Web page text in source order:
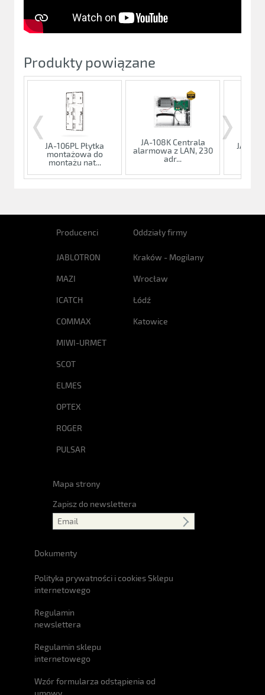
Produkty powiązane
JA-106PL Płytka
montażowa do
montażu nat...
JA-108K Centrala
alarmowa z LAN, 230
adr...
JA-
Producenci
JABLOTRON
MAZI
ICATCH
COMMAX
MIWI-URMET
SCOT
ELMES
OPTEX
ROGER
PULSAR
Oddziały firmy
Kraków - Mogilany
Wrocław
Łódź
Katowice
Mapa strony
Zapisz do newslettera
Dokumenty
Polityka prywatności i cookies Sklepu
internetowego
Regulamin
newslettera
Regulamin sklepu
internetowego
Wzór formularza odstąpienia od
umowy